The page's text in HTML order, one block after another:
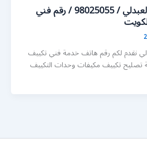
تركيب تكييف العبدلي / 98025055 / رقم فني
نقدم لكم رقم هاتف خدمة فني تكييف
تصليح تكييف مكيفات وحدات التكييف